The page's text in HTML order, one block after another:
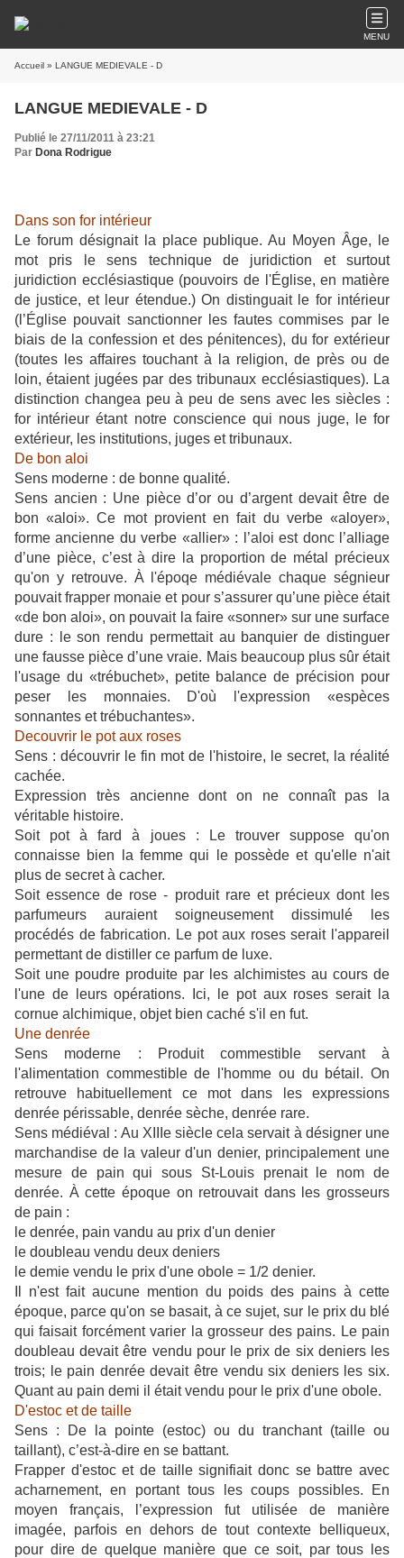
MENU
Accueil » LANGUE MEDIEVALE - D
LANGUE MEDIEVALE - D
Publié le 27/11/2011 à 23:21
Par Dona Rodrigue
Dans son for intérieur
Le forum désignait la place publique. Au Moyen Âge, le
mot pris le sens technique de juridiction et surtout
juridiction ecclésiastique (pouvoirs de l'Église, en matière
de justice, et leur étendue.) On distinguait le for intérieur
(l’Église pouvait sanctionner les fautes commises par le
biais de la confession et des pénitences), du for extérieur
(toutes les affaires touchant à la religion, de près ou de
loin, étaient jugées par des tribunaux ecclésiastiques). La
distinction changea peu à peu de sens avec les siècles :
for intérieur étant notre conscience qui nous juge, le for
extérieur, les institutions, juges et tribunaux.
De bon aloi
Sens moderne : de bonne qualité.
Sens ancien : Une pièce d’or ou d’argent devait être de
bon «aloi». Ce mot provient en fait du verbe «aloyer»,
forme ancienne du verbe «allier» : l’aloi est donc l’alliage
d’une pièce, c’est à dire la proportion de métal précieux
qu'on y retrouve. À l'époqe médiévale chaque ségnieur
pouvait frapper monaie et pour s’assurer qu’une pièce était
«de bon aloi», on pouvait la faire «sonner» sur une surface
dure : le son rendu permettait au banquier de distinguer
une fausse pièce d’une vraie. Mais beaucoup plus sûr était
l'usage du «trébuchet», petite balance de précision pour
peser les monnaies. D'où l'expression «espèces
sonnantes et trébuchantes».
Decouvrir le pot aux roses
Sens : découvrir le fin mot de l'histoire, le secret, la réalité
cachée.
Expression très ancienne dont on ne connaît pas la
véritable histoire.
Soit pot à fard à joues : Le trouver suppose qu'on
connaisse bien la femme qui le possède et qu'elle n'ait
plus de secret à cacher.
Soit essence de rose - produit rare et précieux dont les
parfumeurs auraient soigneusement dissimulé les
procédés de fabrication. Le pot aux roses serait l'appareil
permettant de distiller ce parfum de luxe.
Soit une poudre produite par les alchimistes au cours de
l'une de leurs opérations. Ici, le pot aux roses serait la
cornue alchimique, objet bien caché s'il en fut.
Une denrée
Sens moderne : Produit commestible servant à
l'alimentation commestible de l'homme ou du bétail. On
retrouve habituellement ce mot dans les expressions
denrée périssable, denrée sèche, denrée rare.
Sens médiéval : Au XIIIe siècle cela servait à désigner une
marchandise de la valeur d'un denier, principalement une
mesure de pain qui sous St-Louis prenait le nom de
denrée. À cette époque on retrouvait dans les grosseurs
de pain :
le denrée, pain vandu au prix d'un denier
le doubleau vendu deux deniers
le demie vendu le prix d'une obole = 1/2 denier.
Il n'est fait aucune mention du poids des pains à cette
époque, parce qu'on se basait, à ce sujet, sur le prix du blé
qui faisait forcément varier la grosseur des pains. Le pain
doubleau devait être vendu pour le prix de six deniers les
trois; le pain denrée devait être vendu six deniers les six.
Quant au pain demi il était vendu pour le prix d'une obole.
D'estoc et de taille
Sens : De la pointe (estoc) ou du tranchant (taille ou
taillant), c’est-à-dire en se battant.
Frapper d'estoc et de taille signifiait donc se battre avec
acharnement, en portant tous les coups possibles. En
moyen français, l’expression fut utilisée de manière
imagée, parfois en dehors de tout contexte belliqueux,
pour dire de quelque manière que ce soit, par tous les